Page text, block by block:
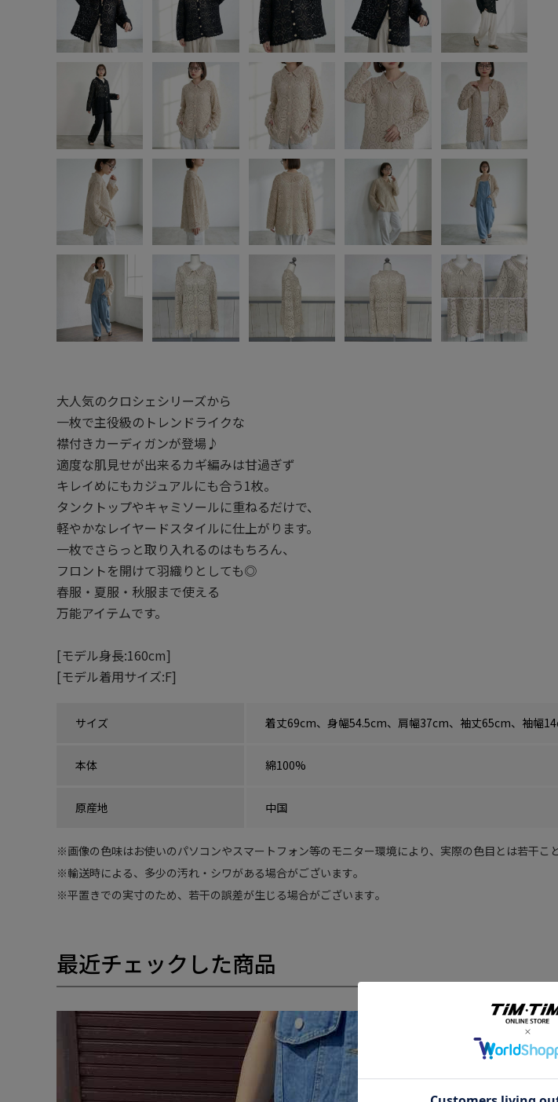
大人気のクロシェシリーズから
一枚で主役級のトレンドライクな
襟付きカーディガンが登場♪
適度な肌見せが出来るカギ編みは甘過ぎず
キレイめにもカジュアルにも合う1枚。
タンクトップやキャミソールに重ねるだけで、
軽やかなレイヤードスタイルに仕上がります。
一枚でさらっと取り入れるのはもちろん、
フロントを開けて羽織りとしても◎
春服・夏服・秋服まで使える
万能アイテムです。
[モデル身長:160cm]
[モデル着用サイズ:F]
サイズ 着丈69cm、身幅54.5cm、肩幅37cm、袖丈65cm、袖幅
本体 綿100%
原産地 中国
※画像の色味はお使いのパソコンやスマートフォン等のモニター環境により、実際の色目とは若干こ
※輸送時による、多少の汚れ・シワがある場合がございます｡
※平置きでの実寸のため、若干の誤差が生じる場合がございます｡
最近チェックした商品